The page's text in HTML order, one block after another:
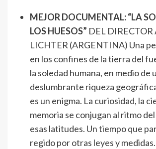
MEJOR DOCUMENTAL: “LA
LOS HUESOS” DEL
LICHTER (ARGENTINA) Una
en los confines de la tierra del
la soledad humana, en medio de
deslumbrante riqueza
es un enigma. La curiosidad, la
memoria se conjugan al ritmo
esas latitudes. Un tiempo que
regido por otras leyes y medidas.